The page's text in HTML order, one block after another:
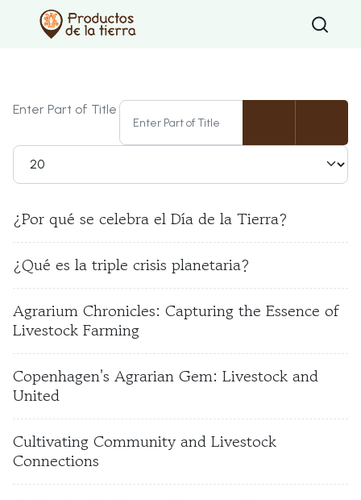
Type 2 or
Enter Part of Title
Display #
¿Por qué se celebra el Día de la Tierra?
¿Qué es la triple crisis planetaria?
Agrarium Chronicles: Capturing the Essence of
Livestock Farming
Copenhagen's Agrarian Gem: Livestock and
United
Cultivating Community and Livestock
Connections